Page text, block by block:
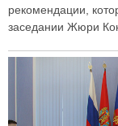
рекомендации,
заседании Жюри